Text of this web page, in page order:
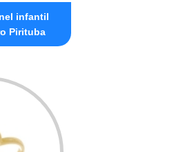
infantil
Pirituba